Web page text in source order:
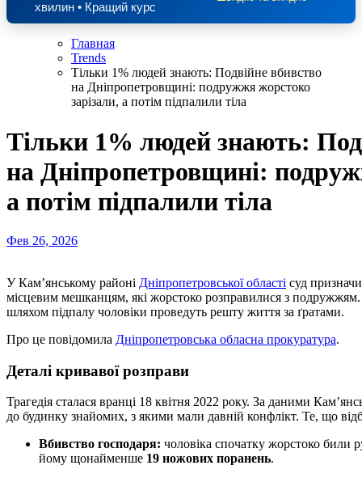
хвилин • Кращий курс
Главная
Trends
Тільки 1% людей знають: Подвійне вбивство
на Дніпропетровщині: подружжя жорстоко
зарізали, а потім підпалили тіла
Тільки 1% людей знають:
на Дніпропетровщині:
а потім підпалили тіла
Фев 26, 2026
У Кам’янському районі Дніпропетровської області суд
місцевим мешканцям, які жорстоко розправилися з
шляхом підпалу чоловіки проведуть решту життя за ґратами.
Про це повідомила Дніпропетровська обласна прокуратура.
Деталі кривавої розправи
Трагедія сталася вранці 18 квітня 2022 року. За даними
до будинку знайомих, з якими мали давній конфлікт. Те, що
Вбивство господаря: чоловіка спочатку жорстоко били
йому щонайменше 19 ножових поранень.